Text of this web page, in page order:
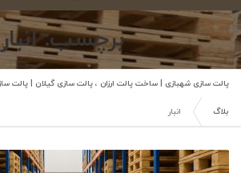
برچسب: انبار
پالت سازی شهبازی | ساخت پالت ارزان ، پالت سازی گیلان | پالت
بلاگ انبار